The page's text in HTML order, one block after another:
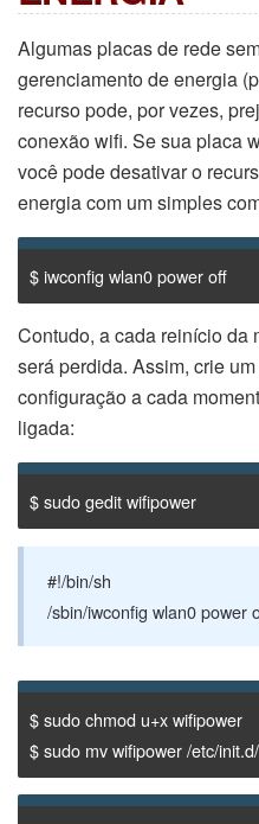
Algumas placas de rede
gerenciamento de energia
recurso pode, por vezes,
conexão wifi. Se sua placa
você pode desativar o
energia com um simples
$ iwconfig wlan0 power off
Contudo, a cada reinício da
será perdida. Assim, crie
configuração a cada
ligada:
$ sudo gedit wifipower
#!/bin/sh
/sbin/iwconfig wlan0 power
$ sudo chmod u+x wifipower
$ sudo mv wifipower /etc/init.d/